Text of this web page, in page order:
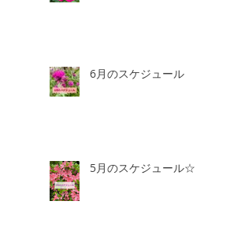
6月のスケジュール
5月のスケジュール☆